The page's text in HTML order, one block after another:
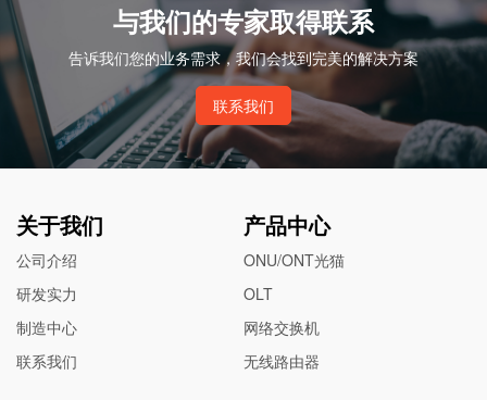
与我们的专家取得联系
告诉我们您的业务需求，我们会找到完美的解决方案
联系我们
关于我们
公司介绍
研发实力
制造中心
联系我们
产品中心
ONU/ONT光猫
OLT
网络交换机
无线路由器